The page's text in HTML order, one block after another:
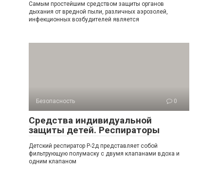
Самым простейшим средством защиты органов
дыхания от вредной пыли, различ­ных аэрозолей,
инфекционных возбудителей является
Безопасность 0
Средства индивидуальной
защиты детей. Респираторы
Детский респиратор Р-2д представляет собой
фильтрующую полумаску с двумя кла­панами вдоха и
одним клапаном